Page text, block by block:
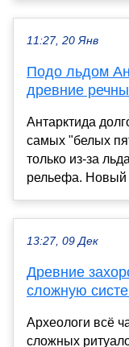
11:27, 20 Янв
Подо льдом
древние
Антарктида
самых "белых
только из-за
рельефа. Новый
13:27, 09 Дек
Древние
сложную
Археологи всё
сложных